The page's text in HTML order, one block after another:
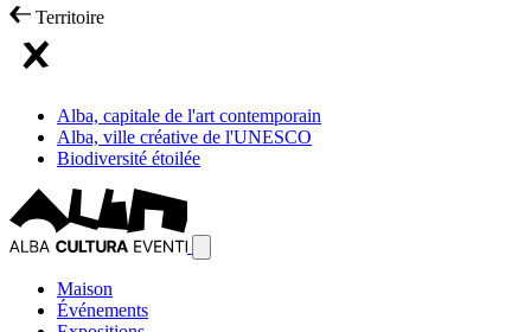
Territoire
Alba, capitale de l'art contemporain
Alba, ville créative de l'UNESCO
Biodiversité étoilée
Maison
Événements